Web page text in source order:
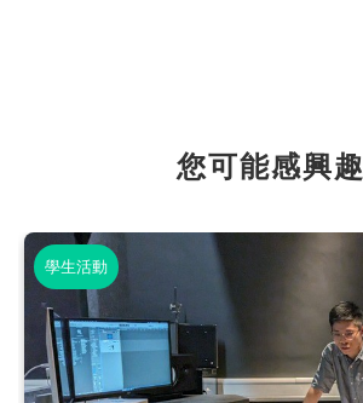
您可能感興趣
學生活動